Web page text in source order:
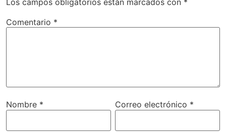
Los campos obligatorios están marcados con *
Comentario *
Nombre * Correo electrónico *